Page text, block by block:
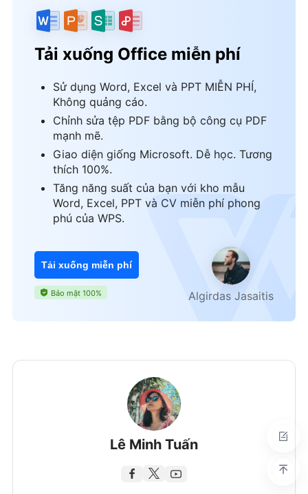
Tải xuống Office miễn phí
Sử dụng Word, Excel và PPT MIỄN PHÍ,
Không quảng cáo.
Chỉnh sửa tệp PDF bằng bộ công cụ PDF
mạnh mẽ.
Giao diện giống Microsoft. Dễ học. Tương
thích 100%.
Tăng năng suất của bạn với kho mẫu
Word, Excel, PPT và CV miễn phí phong
phú của WPS.
Tải xuống miễn phí
Bảo mật 100% Algirdas Jasaitis
Lê Minh Tuấn